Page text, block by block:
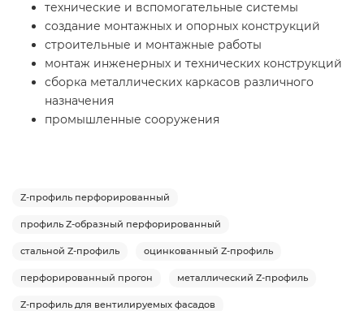
технические и вспомогательные системы
создание монтажных и опорных конструкций
строительные и монтажные работы
монтаж инженерных и технических конструкций
сборка металлических каркасов различного
назначения
промышленные сооружения
Z-профиль перфорированный
профиль Z-образный перфорированный
стальной Z-профиль оцинкованный Z-профиль
перфорированный прогон металлический Z-профиль
Z-профиль для вентилируемых фасадов